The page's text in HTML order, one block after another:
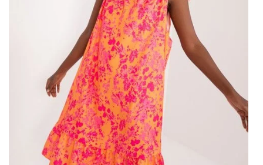
Poszukiwania modnej sukienki –
jak sprawić, by były udane
Poszukiwanie niepowtarzalnej sukienki na wesele to
fascynujący proces, który pozwala każdej kobiecie wyrazić
swój indywidualny styl i poczuć się wyjątkowo podczas tej
wyjątkowej uroczystości.Niepowtarzalna sukienka na
weselepowinna nie tylko doskonale pasować do
charakteru wydarzenia. Powinna także podkreślać
unikalność i osobowość noszącej ją osoby. Od
eleganckich i klasycznych, nowoczesne i awangardowe,
opcji jest mnóstwo, co pozwala znaleźć sukienkę idealnie
dopasowaną do oczekiwań i preferencji każdej …